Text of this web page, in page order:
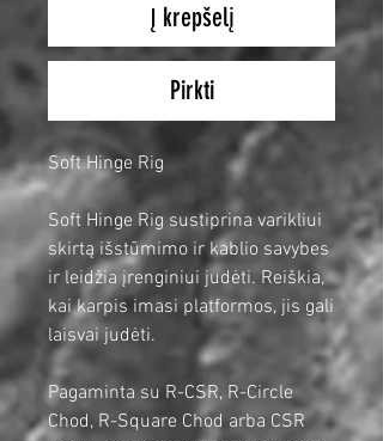
Į krepšelį
Pirkti
Soft Hinge Rig
Soft Hinge Rig sustiprina varikliui
skirtą išstūmimo ir kablio savybes
ir leidžia įrenginiui judėti. Reiškia,
kai karpis imasi platformos, jis gali
laisvai judėti.
Pagaminta su R-CSR, R-Circle
Chod, R-Square Chod arba CSR